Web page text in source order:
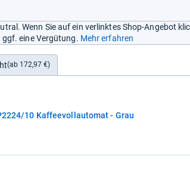
Wenn Sie auf ein verlinktes Shop-Angebot
ggf. eine Vergütung. Mehr erfahren
(ab 172,97 €)
10 Kaffeevollautomat - Grau